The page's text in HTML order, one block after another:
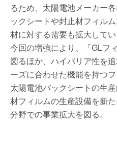
るため、太陽電池メーカー
ックシートや封止材フィル
材に対する需要も拡大してい
今回の増強により、「GLフ
図るほか、ハイバリア性を
ーズに合わせた機能を持つ
太陽電池バックシートの生
材フィルムの生産設備を新
分野での事業拡大を図る。